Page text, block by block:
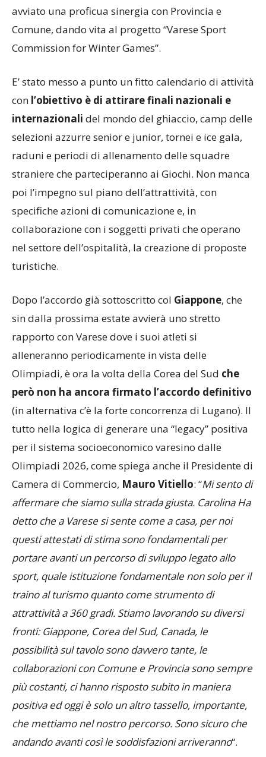
Comune, dando vita al progetto “Varese Sport
Commission for Winter Games”.
conl’obiettivo è di attirare finali nazionali e
internazionali del mondo del ghiaccio, camp delle
selezioni azzurre senior e junior, tornei e ice gala,
raduni e periodi di allenamento delle squadre
straniere che parteciperanno ai Giochi. Non manca
poi l’impegno sul piano dell’attrattività, con
specifiche azioni di comunicazione e, in
collaborazione con i soggetti privati che operano
nel settore dell’ospitalità, la creazione di proposte
turistiche.
sin dalla prossima estate avvierà uno stretto
rapporto con Varese dove i suoi atleti si
alleneranno periodicamente in vista delle
Olimpiadi, è ora la volta della Corea del Sud
però non ha ancora firmato l’accordo definitivo
(in alternativa c’è la forte concorrenza di Lugano). Il
tutto nella logica di generare una “legacy” positiva
per il sistema socioeconomico varesino dalle
Olimpiadi 2026, come spiega anche il Presidente di
Camera di Commercio,Mauro Vitiello : “Mi sento di
affermare che siamo sulla strada giusta. Carolina Ha
detto che a Varese si sente come a casa, per noi
questi attestati di stima sono fondamentali per
portare avanti un percorso di sviluppo legato allo
sport, quale istituzione fondamentale non solo per il
traino al turismo quanto come strumento di
attrattività a 360 gradi. Stiamo lavorando su diversi
fronti: Giappone, Corea del Sud, Canada, le
possibilità sul tavolo sono davvero tante, le
collaborazioni con Comune e Provincia sono sempre
più costanti, ci hanno risposto subito in maniera
positiva ed oggi è solo un altro tassello, importante,
che mettiamo nel nostro percorso. Sono sicuro che
andando avanti così le soddisfazioni arriveranno “.